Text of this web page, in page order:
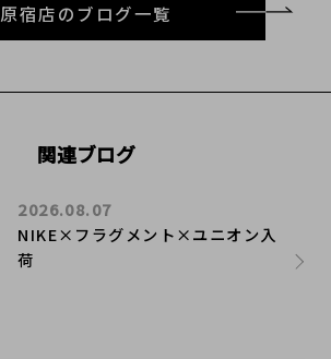
原宿店のブログ一覧
関連ブログ
NIKE×フラグメント×ユニオン入
荷
2026.08.07